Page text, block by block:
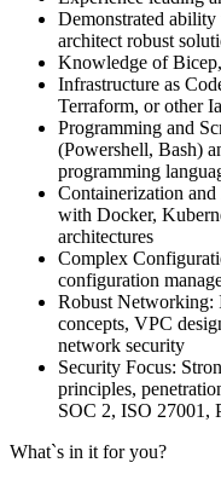
Demonstrated
architect robust
Knowledge of
Infrastructure as
Terraform, or other
Programming and
(Powershell, Bash)
programming
Containerization
with Docker,
architectures
Complex
configuration
Robust Networking:
concepts, VPC
network security
Security Focus:
principles,
SOC 2, ISO 27001,
What`s in it for you?